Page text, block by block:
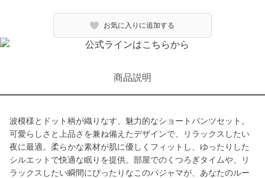
お気に入りに追加する
商品説明
波模様とドット柄が織りなす、魅力的なショートパンツセット。
可愛らしさと上品さを兼ね備えたデザインで、リラックスしたい
夜に最適。柔らかな素材が肌に優しくフィットし、ゆったりした
シルエットで快適な眠りを提供。部屋でのくつろぎタイムや、リ
ラックスしたい瞬間にぴったりなこのパジャマが、あなたのルー